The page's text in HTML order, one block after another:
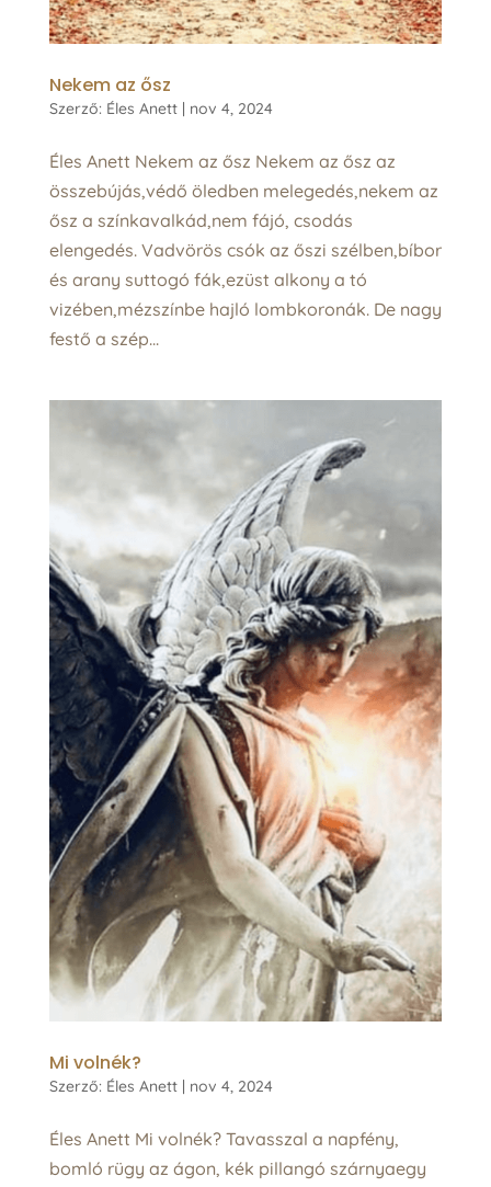
Nekem az ősz
Szerző: Éles Anett| nov 4, 2024
Éles Anett Nekem az ősz Nekem az ősz az
összebújás,védő öledben melegedés,nekem az
ősz a színkavalkád,nem fájó, csodás
elengedés. Vadvörös csók az őszi szélben,bíbor
és arany suttogó fák,ezüst alkony a tó
vizében,mézszínbe hajló lombkoronák. De nagy
festő a szép...
Mi volnék?
Szerző: Éles Anett| nov 4, 2024
Éles Anett Mi volnék? Tavasszal a napfény,
bomló rügy az ágon, kék pillangó szárnyaegy